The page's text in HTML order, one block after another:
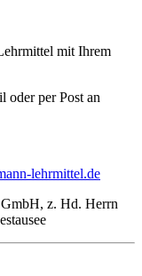
mit Ihrem
oder per Post an
lehrmittel.de
z. Hd. Herrn